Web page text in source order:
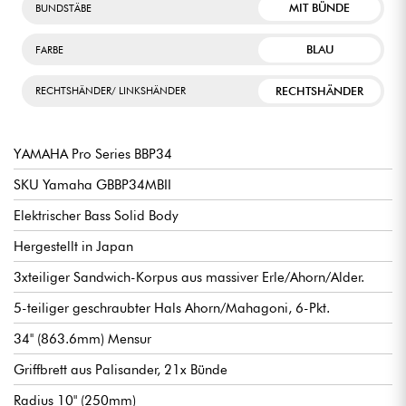
BUNDSTÄBE MIT BÜNDE
FARBE BLAU
RECHTSHÄNDER/ LINKSHÄNDER RECHTSHÄNDER
YAMAHA Pro Series BBP34
SKU Yamaha GBBP34MBII
Elektrischer Bass Solid Body
Hergestellt in Japan
3xteiliger Sandwich-Korpus aus massiver Erle/Ahorn/Alder.
5-teiliger geschraubter Hals Ahorn/Mahagoni, 6-Pkt.
34'' (863.6mm) Mensur
Griffbrett aus Palisander, 21x Bünde
Radius 10" (250mm)